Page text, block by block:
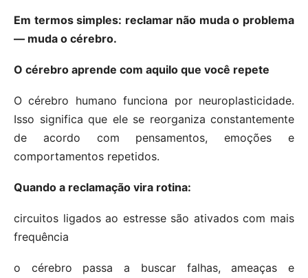
Em termos simples: reclamar não muda o problema
— muda o cérebro.
O cérebro aprende com aquilo que você repete
O cérebro humano funciona por neuroplasticidade.
Isso significa que ele se reorganiza constantemente
de acordo com pensamentos, emoções e
comportamentos repetidos.
Quando a reclamação vira rotina:
circuitos ligados ao estresse são ativados com mais
frequência
o cérebro passa a buscar falhas, ameaças e